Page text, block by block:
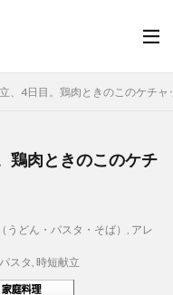
、4日目。鶏肉ときのこのケチャ
鶏肉ときのこのケチ
うどん・パスタ・そば） , アレ
スタ, 時短献立